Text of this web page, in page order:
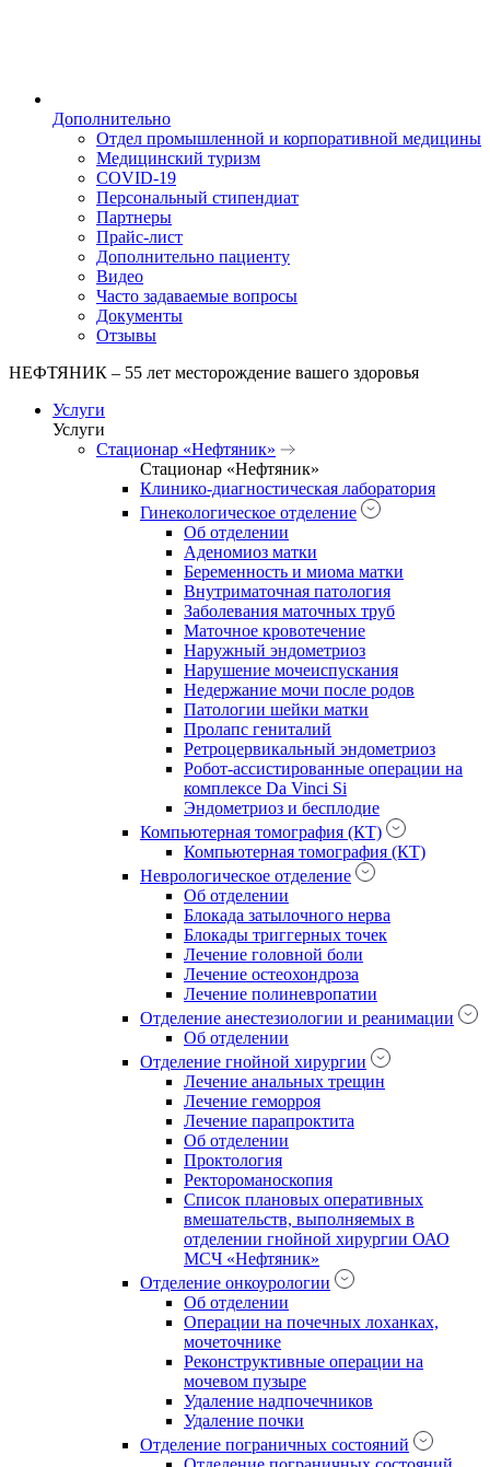
Дополнительно
Отдел промышленной и корпоративной медицины
Медицинский туризм
COVID-19
Персональный стипендиат
Партнеры
Прайс-лист
Дополнительно пациенту
Видео
Часто задаваемые вопросы
Документы
Отзывы
НЕФТЯНИК – 55 лет месторождение вашего здоровья
Услуги
Услуги
Стационар «Нефтяник»
Стационар «Нефтяник»
Клинико-диагностическая лаборатория
Гинекологическое отделение
Об отделении
Аденомиоз матки
Беременность и миома матки
Внутриматочная патология
Заболевания маточных труб
Маточное кровотечение
Наружный эндометриоз
Нарушение мочеиспускания
Недержание мочи после родов
Патологии шейки матки
Пролапс гениталий
Ретроцервикальный эндометриоз
Робот-ассистированные операции на
комплексе Da Vinci Si
Эндометриоз и бесплодие
Компьютерная томография (КТ)
Компьютерная томография (КТ)
Неврологическое отделение
Об отделении
Блокада затылочного нерва
Блокады триггерных точек
Лечение головной боли
Лечение остеохондроза
Лечение полиневропатии
Отделение анестезиологии и реанимации
Об отделении
Отделение гнойной хирургии
Лечение анальных трещин
Лечение геморроя
Лечение парапроктита
Об отделении
Проктология
Ректороманоскопия
Список плановых оперативных
вмешательств, выполняемых в
отделении гнойной хирургии ОАО
МСЧ «Нефтяник»
Отделение онкоурологии
Об отделении
Операции на почечных лоханках,
мочеточнике
Реконструктивные операции на
мочевом пузыре
Удаление надпочечников
Удаление почки
Отделение пограничных состояний